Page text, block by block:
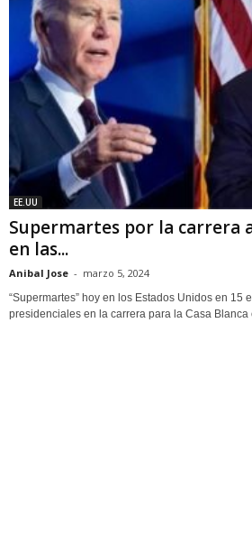
EE.UU
Supermartes por la carrera
en las...
Anibal Jose - marzo 5, 2024
“Supermartes” hoy en los Estados Unidos en 15
presidenciales en la carrera para la Casa Blanca